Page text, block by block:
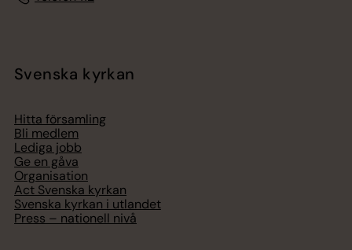
Svenska kyrkan
Hitta församling
Bli medlem
Lediga jobb
Ge en gåva
Organisation
Act Svenska kyrkan
Svenska kyrkan i utlandet
Press – nationell nivå